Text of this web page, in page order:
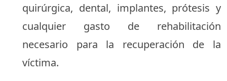
quirúrgica, dental, implantes, prótesis y
cualquier gasto de rehabilitación
necesario para la recuperación de la
víctima.